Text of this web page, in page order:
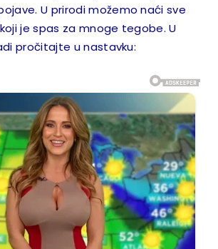
U prirodi možemo naći sve
je spas za mnoge tegobe. U
pročitajte u nastavku: